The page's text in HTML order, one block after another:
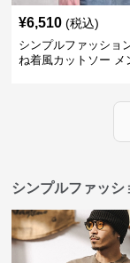
¥6,510 (税込)
シンプルファッショ
ね着風カットソー メ
シンプルファッ